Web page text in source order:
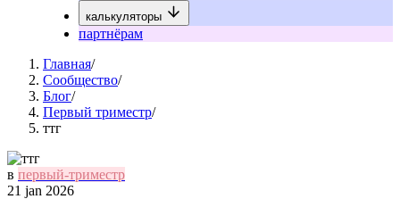
калькуляторы
партнёрам
Главная/
Сообщество/
Блог/
Первый триместр/
ттг
в первый-триместр
21 jan 2026